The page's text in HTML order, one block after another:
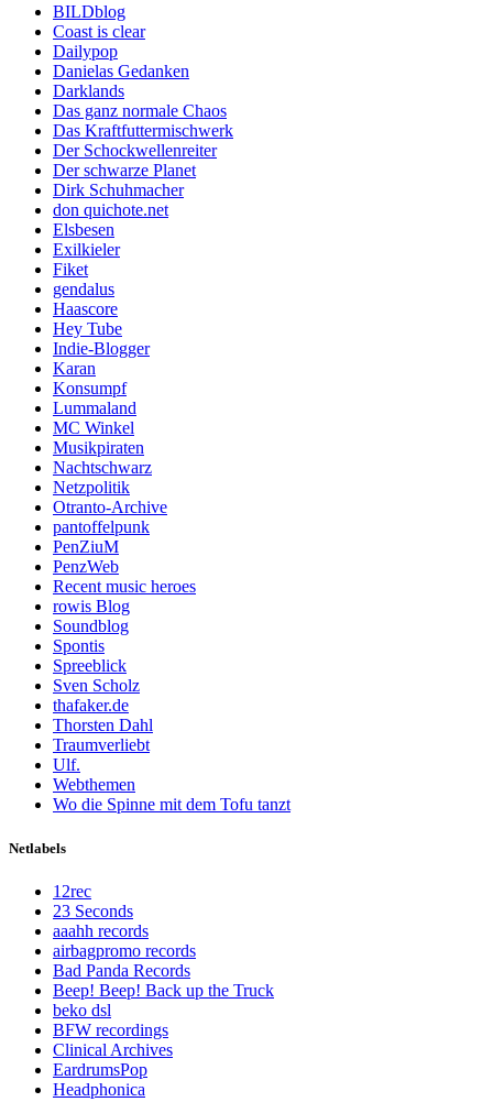
BILDblog
Coast is clear
Dailypop
Danielas Gedanken
Darklands
Das ganz normale Chaos
Das Kraftfuttermischwerk
Der Schockwellenreiter
Der schwarze Planet
Dirk Schuhmacher
don quichote.net
Elsbesen
Exilkieler
Fiket
gendalus
Haascore
Hey Tube
Indie-Blogger
Karan
Konsumpf
Lummaland
MC Winkel
Musikpiraten
Nachtschwarz
Netzpolitik
Otranto-Archive
pantoffelpunk
PenZiuM
PenzWeb
Recent music heroes
rowis Blog
Soundblog
Spontis
Spreeblick
Sven Scholz
thafaker.de
Thorsten Dahl
Traumverliebt
Ulf.
Webthemen
Wo die Spinne mit dem Tofu tanzt
Netlabels
12rec
23 Seconds
aaahh records
airbagpromo records
Bad Panda Records
Beep! Beep! Back up the Truck
beko dsl
BFW recordings
Clinical Archives
EardrumsPop
Headphonica